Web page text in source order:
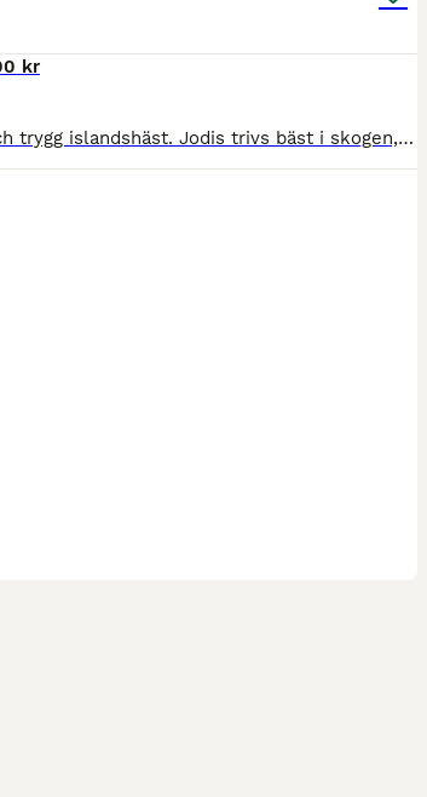
kr
Jodis är en trevlig och trygg islandshäst. Jodis trivs bäst i skogen, där hon kan utforska stigarna och njuta av omgivningen. Paddocken är inte riktigt hennes grej, så hon är verkligen en *utpräglad s